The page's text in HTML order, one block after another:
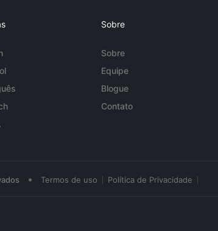
Sobre
Sobre
Equipe
Blogue
Contato
• Termos de uso Política de Privacidade